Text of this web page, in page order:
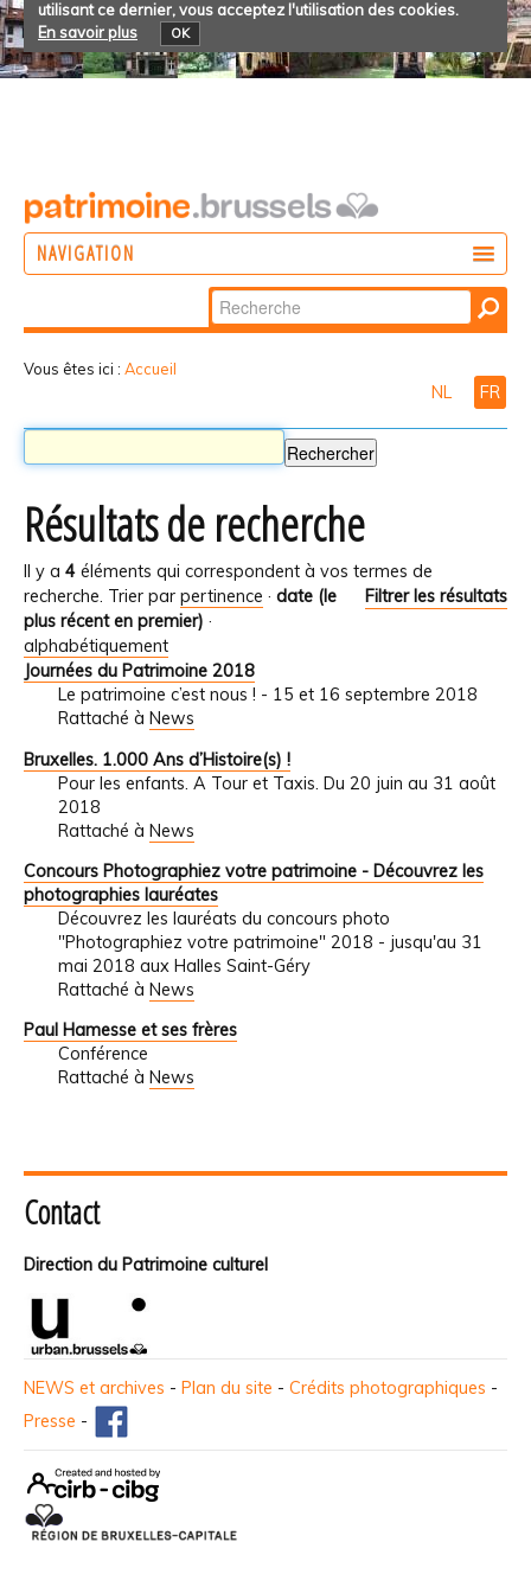
utilisant ce dernier, vous acceptez l'utilisation des cookies.
En savoir plus
OK
NAVIGATION
Chercher par
Recherche
Vous êtes ici : Accueil
NL FR
Résultats de recherche
Il y a 4 éléments qui correspondent à vos termes de
recherche.
Filtrer les résultats
Trier par pertinence · date (le
plus récent en premier) ·
alphabétiquement
Journées du Patrimoine 2018
Le patrimoine c’est nous ! - 15 et 16 septembre 2018
Rattaché à News
Bruxelles. 1.000 Ans d’Histoire(s) !
Pour les enfants. A Tour et Taxis. Du 20 juin au 31 août
2018
Rattaché à News
Concours Photographiez votre patrimoine - Découvrez les
photographies lauréates
Découvrez les lauréats du concours photo
"Photographiez votre patrimoine" 2018 - jusqu'au 31
mai 2018 aux Halles Saint-Géry
Rattaché à News
Paul Hamesse et ses frères
Conférence
Rattaché à News
Contact
Direction du Patrimoine culturel
NEWS et archives - Plan du site - Crédits photographiques -
Presse -